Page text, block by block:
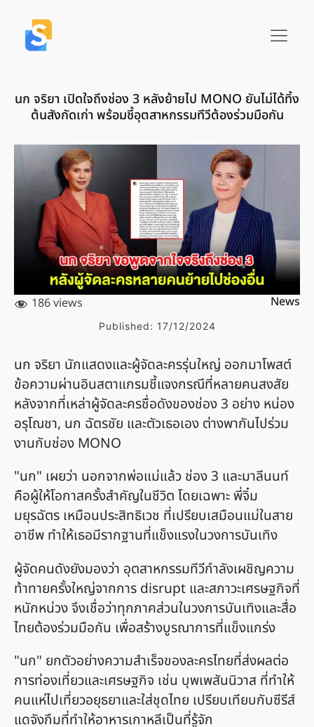
นก จริยา เปิดใจถึงช่อง 3 หลังย้ายไป MONO ยันไม่ได้ทิ้ง
ต้นสังกัดเก่า พร้อมชี้อุตสาหกรรมทีวีต้องร่วมมือกัน
186 views News
Published: 17/12/2024
นก จริยา นักแสดงและผู้จัดละครรุ่นใหญ่ ออกมาโพสต์
ข้อความผ่านอินสตาแกรมชี้แจงกรณีที่หลายคนสงสัย
หลังจากที่เหล่าผู้จัดละครชื่อดังของช่อง 3 อย่าง หน่อง
อรุโณชา, นก ฉัตรชัย และตัวเธอเอง ต่างพากันไปร่วม
งานกับช่อง MONO
"นก" เผยว่า นอกจากพ่อแม่แล้ว ช่อง 3 และมาลีนนท์
คือผู้ให้โอกาสครั้งสำคัญในชีวิต โดยเฉพาะ พี่จิ๋ม
มยุรฉัตร เหมือนประสิทธิเวช ที่เปรียบเสมือนแม่ในสาย
อาชีพ ทำให้เธอมีรากฐานที่แข็งแรงในวงการบันเทิง
ผู้จัดคนดังยังมองว่า อุตสาหกรรมทีวีกำลังเผชิญความ
ท้าทายครั้งใหญ่จากการ disrupt และสภาวะเศรษฐกิจที่
หนักหน่วง จึงเชื่อว่าทุกภาคส่วนในวงการบันเทิงและสื่อ
ไทยต้องร่วมมือกัน เพื่อสร้างบูรณาการที่แข็งแกร่ง
"นก" ยกตัวอย่างความสำเร็จของละครไทยที่ส่งผลต่อ
การท่องเที่ยวและเศรษฐกิจ เช่น บุพเพสันนิวาส ที่ทำให้
คนแห่ไปเที่ยวอยุธยาและใส่ชุดไทย เปรียบเทียบกับซีรีส์
แดจังกึมที่ทำให้อาหารเกาหลีเป็นที่รู้จัก